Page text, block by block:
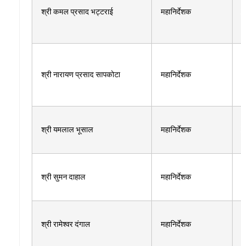
श्री कमल प्रसाद भट्टराई महानिर्देशक
श्री नारायण प्रसाद सापकोटा महानिर्देशक
श्री यमलाल भूसाल महानिर्देशक
श्री सुमन दाहाल महानिर्देशक
श्री रामेश्वर दंगाल महानिर्देशक